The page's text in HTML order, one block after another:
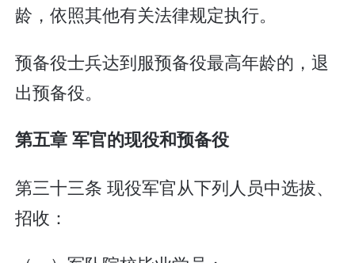
龄，依照其他有关法律规定执行。
预备役士兵达到服预备役最高年龄的，退
出预备役。
第五章 军官的现役和预备役
第三十三条 现役军官从下列人员中选拔、
招收：